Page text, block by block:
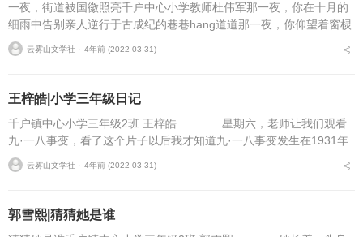
一夜，街道被国徽照亮千户中心小学教师杜伟军那一夜，你在十月的
细雨中告别亲人逆行于古成纪的巷巷hang道道那一夜，你仰望着窗棂
中透射出的灯光宛如花海中绽放着的明艳花蕾那一夜，你在夜空烈风
中的呼喊穿透玻璃...
云雾山文学社 ⋅ 4年前 (2022-03-31)
王梓皓|小学三年级日记
千户镇中心小学三年级2班 王梓皓 星期六，老师让我们观看
九·一八事变，看了这个片子以后我才知道九·一八事变发生在1931年
九月十八日夜。 日本关东军为了实现他们的侵略野心，自
己...
云雾山文学社 ⋅ 4年前 (2022-03-31)
郭雪熙|猜猜她是谁